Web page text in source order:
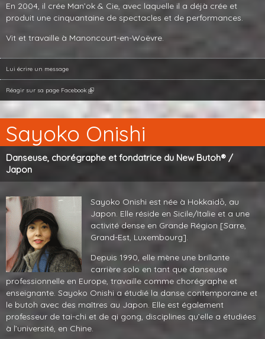
En 2004, il crée Man’ok & Cie, avec laquelle il a déjà crée et
produit une cinquantaine de spectacles et de performances.
Vit et travaille à Manoncourt-en-Woëvre.
Lui écrire un message
Réagir sur sa page Facebook
Sayoko Onishi
Danseuse, chorégraphe et fondatrice du New Butoh® /
Japon
Sayoko Onishi est née à Hokkaidō, au
Japon. Elle réside en Sicile/Italie et a une
activité dense en Grande Région [Sarre,
Grand-Est, Luxembourg].
Depuis 1990, elle mène une brillante
carrière solo en tant que danseuse
professionnelle en Europe, travaille comme chorégraphe et
enseignante. Sayoko Onishi a étudié la danse contemporaine et
le butoh avec des maîtres au Japon. Elle est également
professeur de tai-chi et de qi gong, disciplines qu’elle a étudiées
à l’université, en Chine.